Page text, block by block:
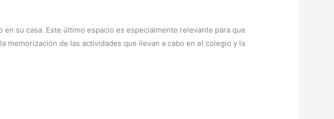
su casa. Este último espacio es especialmente relevante para que
de las actividades que llevan a cabo en el colegio y la